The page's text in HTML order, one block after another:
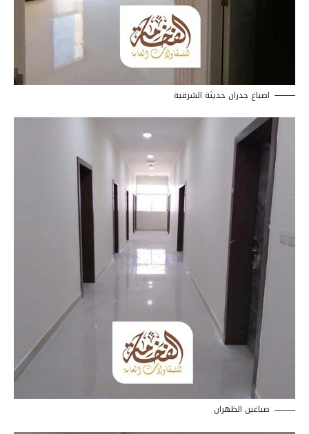
اصباغ جدران حديثة الشرقية
صباغين الظهران